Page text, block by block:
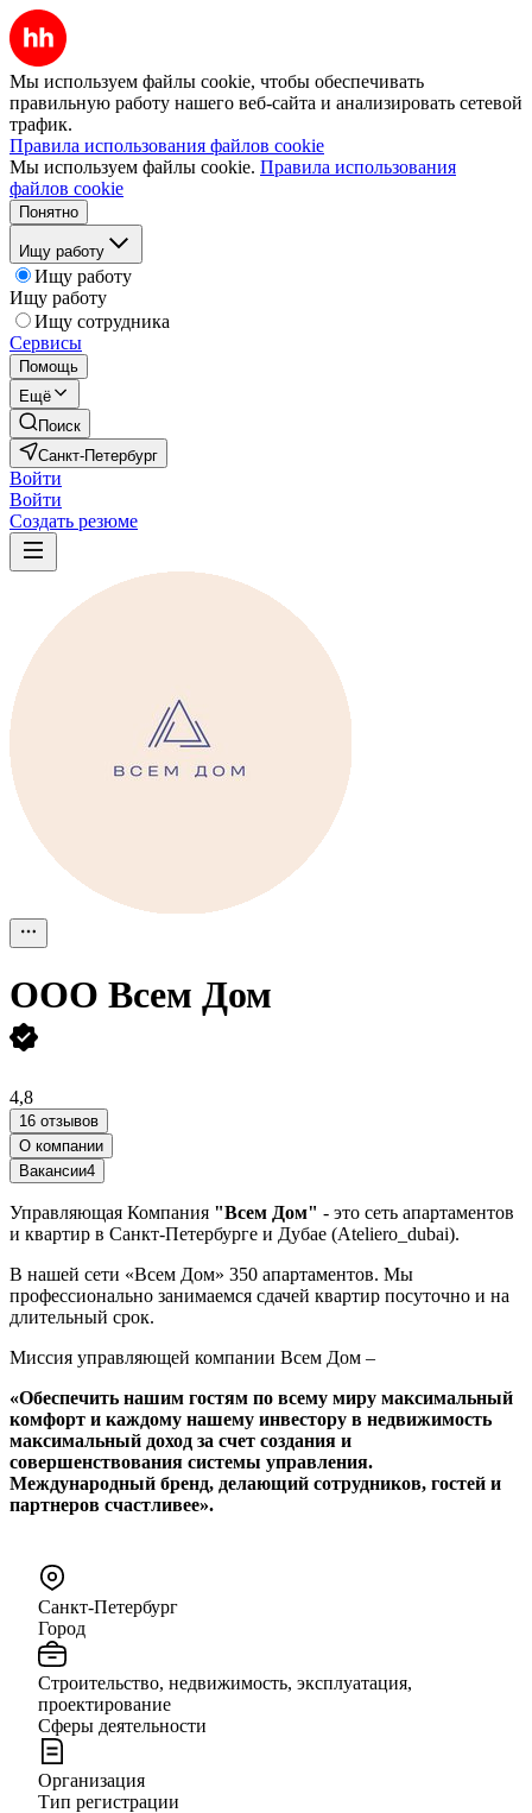
Мы используем файлы cookie, чтобы обеспечивать
правильную работу нашего веб-сайта и анализировать сетевой
трафик.
Правила использования файлов cookie
Мы используем файлы cookie. Правила использования
файлов cookie
Понятно
Ищу работу
Ищу работу
Ищу работу
Ищу сотрудника
Сервисы
Помощь
Ещё
Поиск
Санкт-Петербург
Войти
Войти
Создать резюме
ООО Всем Дом
4,8
16 отзывов
О компании
Вакансии4
Управляющая Компания "Всем Дом" - это сеть апартаментов
и квартир в Санкт-Петербурге и Дубае (Ateliero_dubai).
В нашей сети «Всем Дом» 350 апартаментов. Мы
профессионально занимаемся сдачей квартир посуточно и на
длительный срок.
Миссия управляющей компании Всем Дом –
«Обеспечить нашим гостям по всему миру максимальный
комфорт и каждому нашему инвестору в недвижимость
максимальный доход за счет создания и
совершенствования системы управления.
Международный бренд, делающий сотрудников, гостей и
партнеров счастливее».
Санкт-Петербург
Город
Строительство, недвижимость, эксплуатация,
проектирование
Сферы деятельности
Организация
Тип регистрации